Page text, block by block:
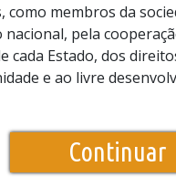
como membros da
pela
cada Estado, dos
e ao livre
Continuar